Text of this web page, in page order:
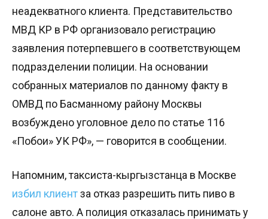
неадекватного клиента. Представительство
МВД КР в РФ организовало регистрацию
заявления потерпевшего в соответствующем
подразделении полиции. На основании
собранных материалов по данному факту в
ОМВД по Басманному району Москвы
возбуждено уголовное дело по статье 116
«Побои» УК РФ», — говорится в сообщении.
Напомним, таксиста-кыргызстанца в Москве
избил клиентза отказ разрешить пить пиво в
салоне авто. А полиция отказалась принимать у